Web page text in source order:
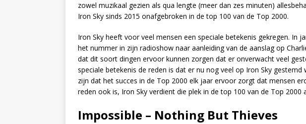
zowel muzikaal gezien als qua lengte (meer dan zes minuten)
Iron Sky sinds 2015 onafgebroken in de top 100 van de Top 2000.
Iron Sky heeft voor veel mensen een speciale betekenis gekregen. In
het nummer in zijn radioshow naar aanleiding van de aanslag op
dat dit soort dingen ervoor kunnen zorgen dat er onverwacht veel
speciale betekenis de reden is dat er nu nog veel op Iron Sky
zijn dat het succes in de Top 2000 elk jaar ervoor zorgt dat mensen
reden ook is, Iron Sky verdient die plek in de top 100 van de Top 2000
Impossible – Nothing But Thieves